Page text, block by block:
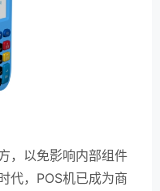
，以免影响内部组件
代，POS机已成为商